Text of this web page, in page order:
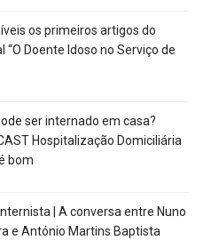
os primeiros artigos do
“O Doente Idoso no Serviço de
ser internado em casa?
Hospitalização Domiciliária
bom
| A conversa entre Nuno
e António Martins Baptista